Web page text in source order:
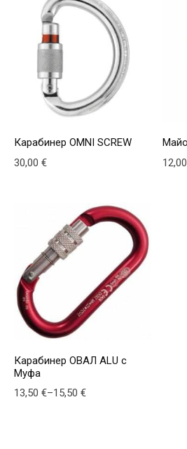
Карабинер OMNI SCREW
30,00 €
Карабинер ОВАЛ ALU с
Муфа
13,50 €–15,50 €
Price range: 13,50 € through 15,50 €